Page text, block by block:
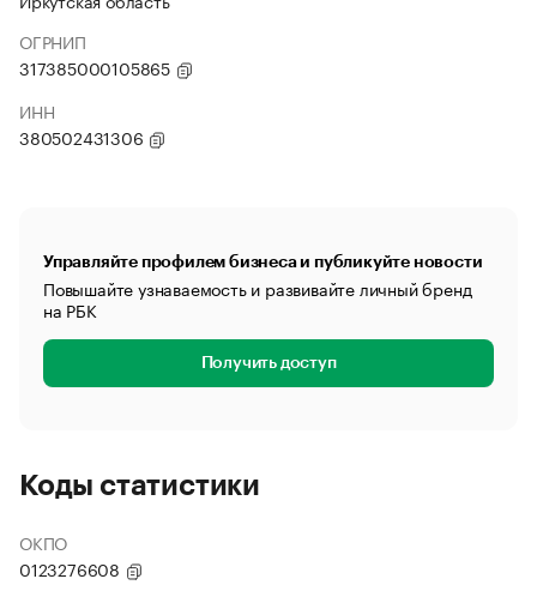
ОГРНИП
317385000105865
ИНН
380502431306
Управляйте профилем бизнеса и публикуйте новости
Повышайте узнаваемость и развивайте личный бренд
на РБК
Получить доступ
Коды статистики
ОКПО
0123276608